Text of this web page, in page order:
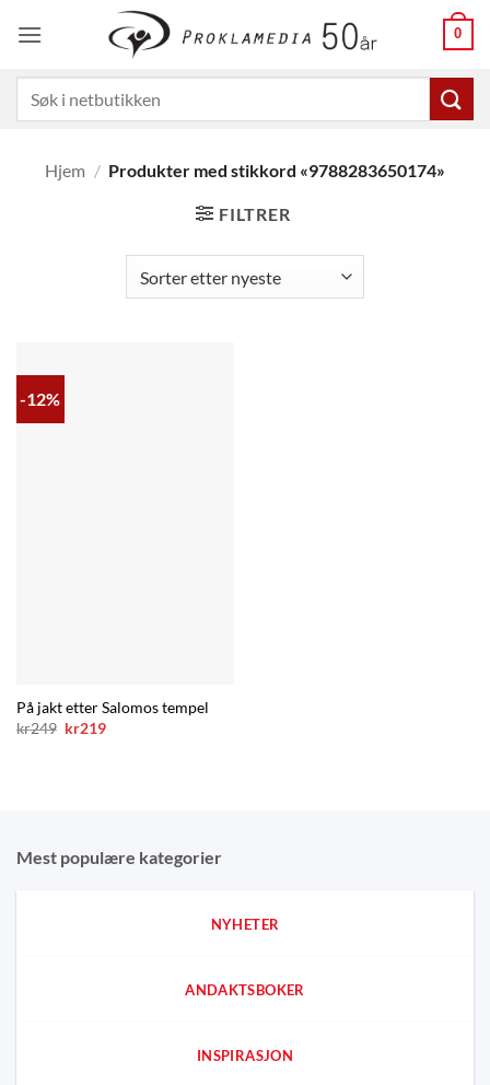
0
etter:
Hjem / Produkter med stikkord «9788283650174»
FILTRER
-12%
På jakt etter Salomos tempel
kr249 Opprinnelig
kr219Nåværende
Mest populære kategorier
NYHETER
ANDAKTSBOKER
INSPIRASJON